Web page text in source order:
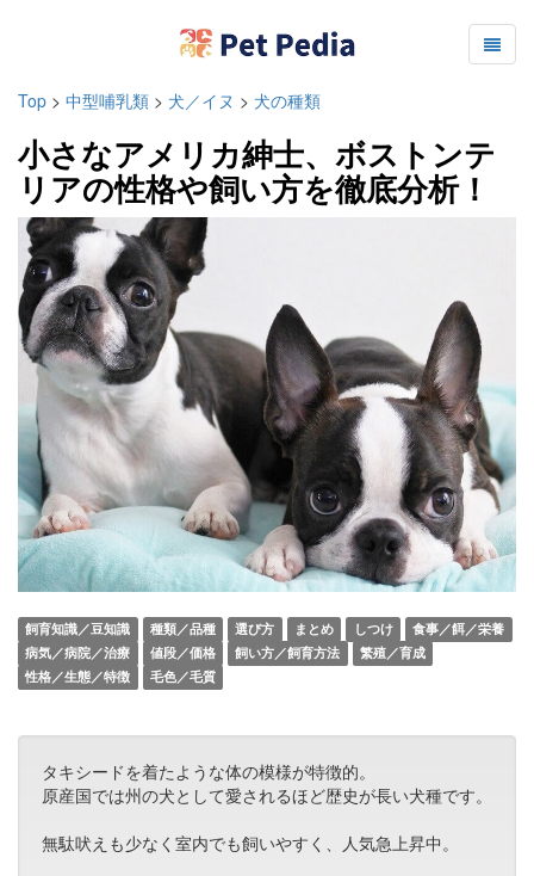
Top > 中型哺乳類 > 犬／イヌ > 犬の種類
小さなアメリカ紳士、ボストンテ
リアの性格や飼い方を徹底分析！
飼育知識／豆知識 種類／品種 選び方 まとめ しつけ
食事／餌／栄養
病気／病院／治療
値段／価格 飼い方／飼育方法
繁殖／育成
性格／生態／特徴
毛色／毛質
タキシードを着たような体の模様が特徴的。
原産国では州の犬として愛されるほど歴史が長い犬種です。
無駄吠えも少なく室内でも飼いやすく、人気急上昇中。